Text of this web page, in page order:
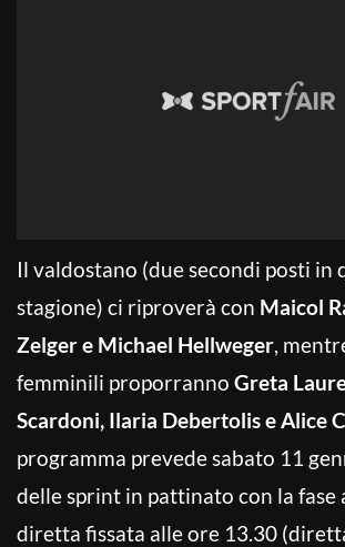
Il valdostano (due secondi posti in
stagione) ci riproverà con Maicol
Zelger e Michael Hellweger,
femminili proporranno Greta
Scardoni, Ilaria Debertolis e Alice
programma prevede sabato 11
delle sprint in pattinato con la fase
diretta fissata alle ore 13.30